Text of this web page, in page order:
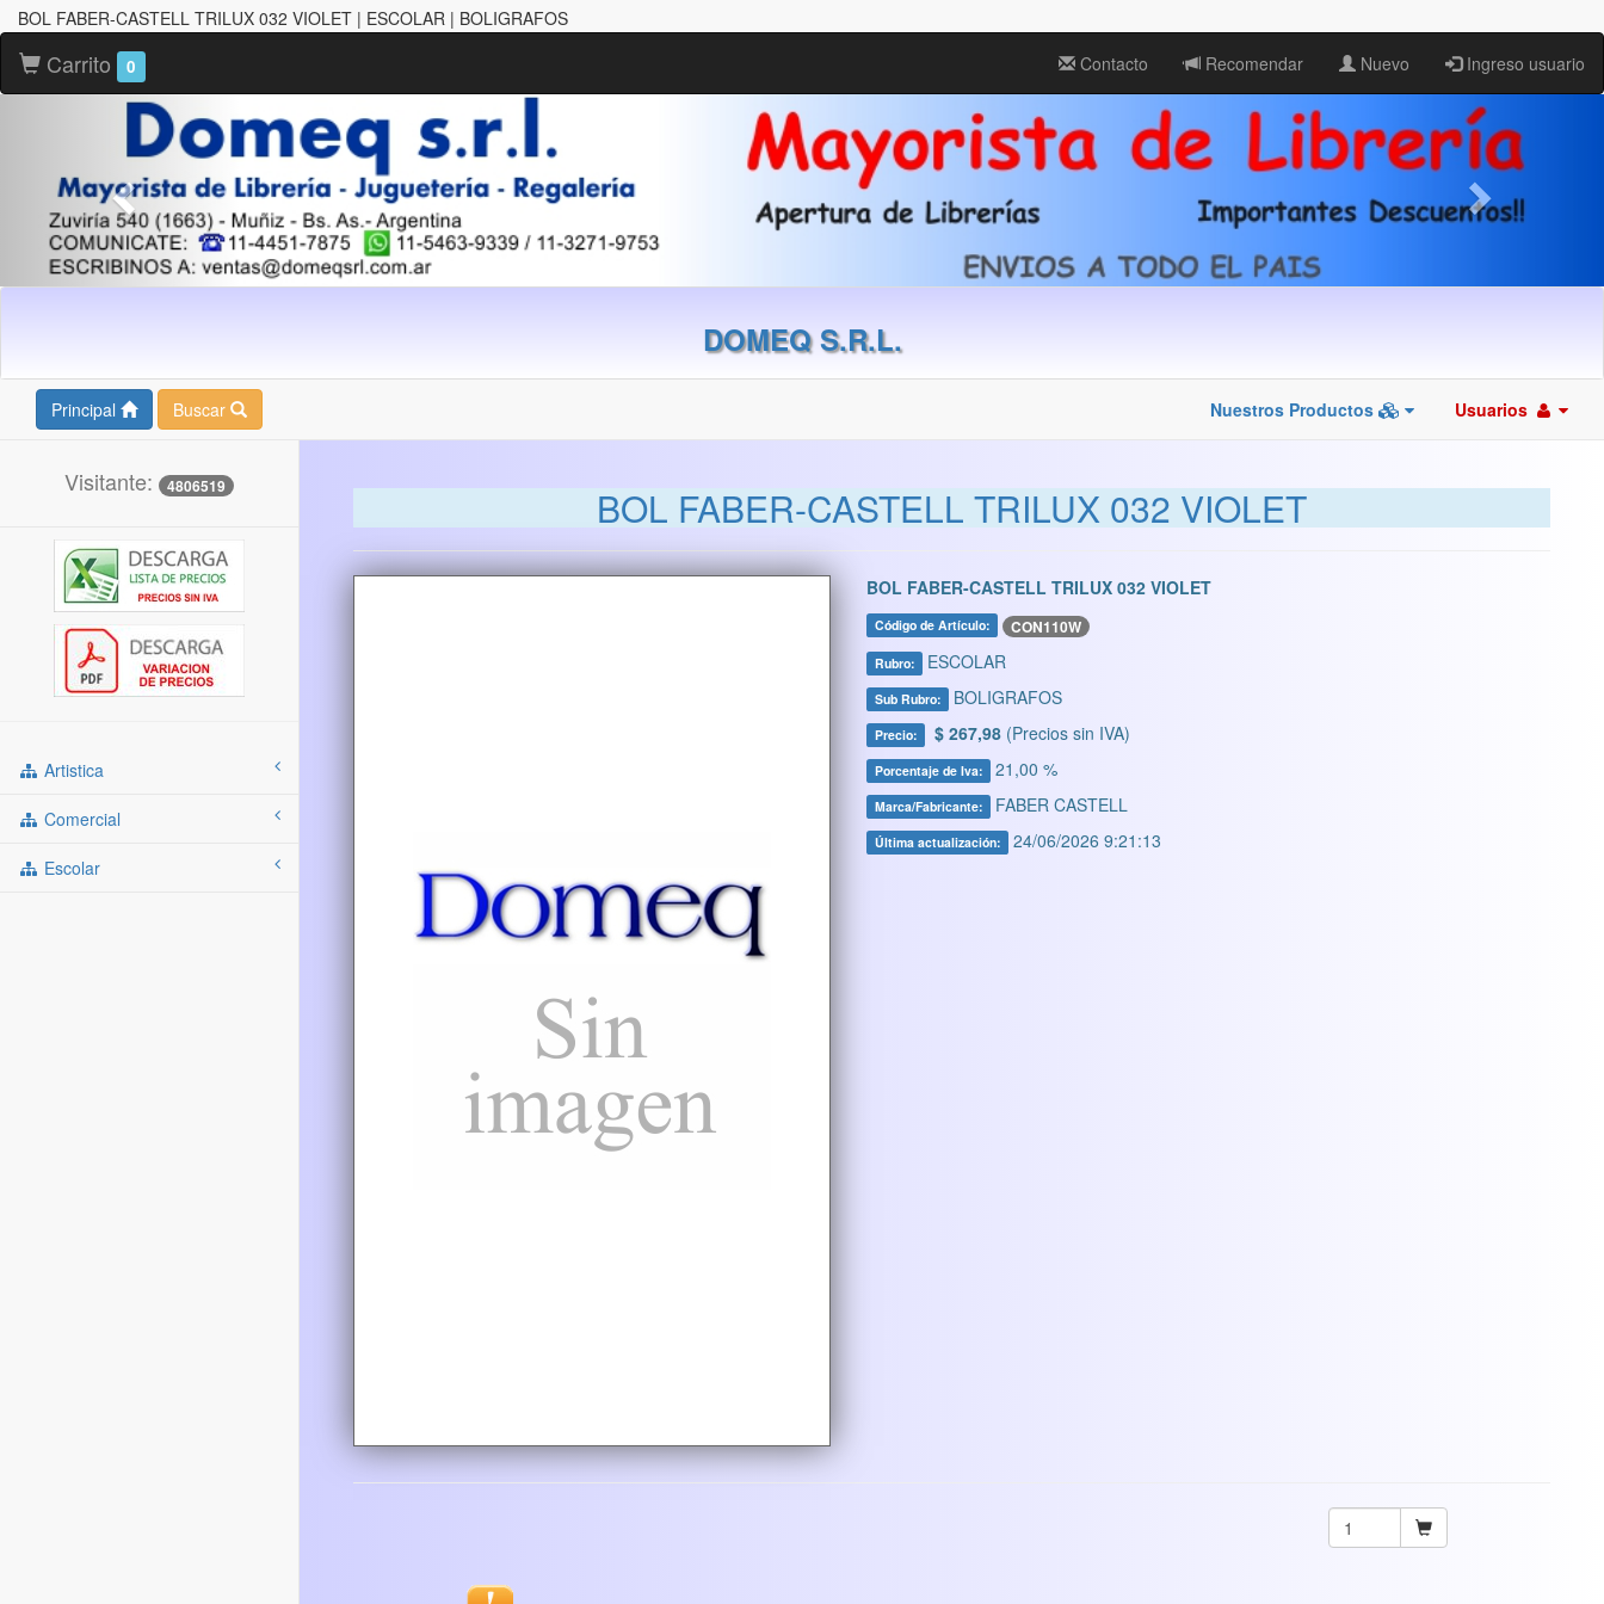
BOL FABER-CASTELL TRILUX 032 VIOLET | ESCOLAR | BOLIGRAFOS
Carrito 0 Contacto Recomendar Nuevo Ingreso usuario
DOMEQ S.R.L.
Principal Buscar Nuestros Productos Usuarios
Visitante: 4806519
Artistica
Comercial
Escolar
BOL FABER-CASTELL TRILUX 032 VIOLET
BOL FABER-CASTELL TRILUX 032 VIOLET
Código de Artículo: CON110W
Rubro: ESCOLAR
Sub Rubro: BOLIGRAFOS
Precio: $ 267,98 (Precios sin IVA)
Porcentaje de Iva: 21,00 %
Marca/Fabricante: FABER CASTELL
Última actualización: 24/06/2026 9:21:13